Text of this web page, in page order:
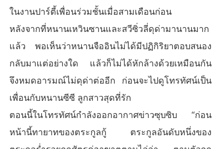
ในงานปาร์ตี้เพื่อนร่วมชั้นเมื่อสามเดือนก่อน
หลังจากที่หนานเหวินซานและสวีซิ่วลี่ดุด่ามานานมาก
แล้ว พอเห็นว่าหนานจืออินไม่ได้มีปฏิกิริยาตอบสนอง
กลับมาแต่อย่างใด แล้วก็ไม่ได้หักล้างด้วยเหมือนกัน
จึงหมดอารมณ์ไม่ดุด่าต่ออีก ก่อนจะไปดูโทรทัศน์เป็น
เพื่อนกับหนานซีซี ลูกสาวสุดที่รัก
ตอนนี้ในโทรทัศน์กำลังออกอากาศข่าวซุบซิบ “ก่อน
หน้านี้ทายาทของตระกูลกู้ ตระกูลอันดับหนึ่งของ